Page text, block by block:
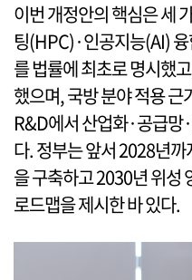
이번 개정안의 핵심은 세
팅(HPC)·인공지능(AI)
를 법률에 최초로 명시했
했으며, 국방 분야 적용
R&D에서 산업화·공급망
다. 정부는 앞서 2028년
을 구축하고 2030년 위성
로드맵을 제시한 바 있다.